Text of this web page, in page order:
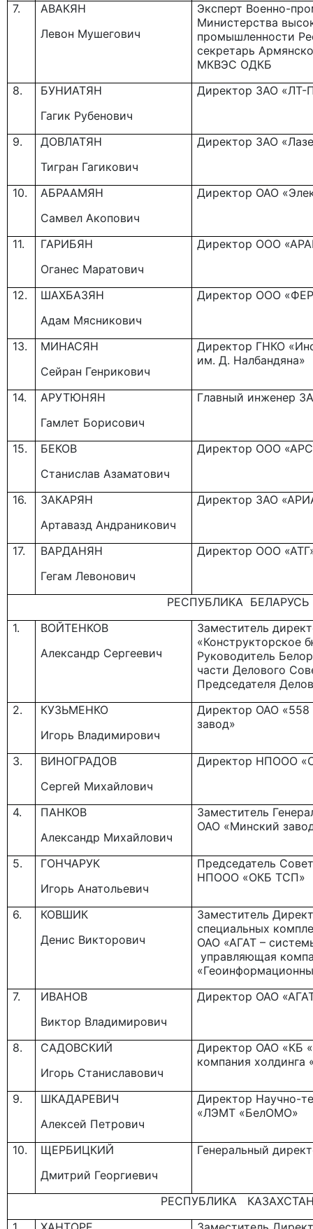
7.
АВАКЯН
Левон Мушегович
Эксперт Военно-
Министерства
промышленности
секретарь
МКВЭС ОДКБ
8.
БУНИАТЯН
Гагик Рубенович
Директор ЗАО «ЛТ-
9.
ДОВЛАТЯН
Тигран Гагикович
Директор ЗАО
10.
АБРААМЯН
Самвел Акопович
Директор ОАО
11.
ГАРИБЯН
Оганес Маратович
Директор ООО
12.
ШАХБАЗЯН
Адам Мясникович
Директор ООО
13.
МИНАСЯН
Сейран Генрикович
Директор ГНКО
им. Д. Налбандяна»
14.
АРУТЮНЯН
Гамлет Борисович
Главный инженер
15.
БЕКОВ
Станислав Азаматович
Директор ООО
16.
ЗАКАРЯН
Артавазд Андраникович
Директор ЗАО
17.
ВАРДАНЯН
Гегам Левонович
Директор ООО
РЕСПУБЛИКА БЕЛАРУСЬ
1.
ВОЙТЕНКОВ
Александр Сергеевич
Заместитель
«Конструкторское
Руководитель
части Делового
Председателя
2.
КУЗЬМЕНКО
Игорь Владимирович
Директор ОАО
завод»
3.
ВИНОГРАДОВ
Сергей Михайлович
Директор НПООО
4.
ПАНКОВ
Александр Михайлович
Заместитель
ОАО «Минский
5.
ГОНЧАРУК
Игорь Анатольевич
Председатель
НПООО «ОКБ ТСП»
6.
КОВШИК
Денис Викторович
Заместитель
специальных
ОАО «АГАТ –
управляющая
7.
ИВАНОВ
Виктор Владимирович
Директор ОАО
8.
САДОВСКИЙ
Игорь Станиславович
Директор ОАО «КБ
компания
9.
ШКАДАРЕВИЧ
Алексей Петрович
Директор Научно-
«ЛЭМТ «БелОМО»
10.
ЩЕРБИЦКИЙ
Дмитрий Георгиевич
Генеральный
РЕСПУБЛИКА